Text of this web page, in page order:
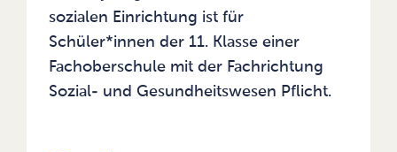
sozialen Einrichtung ist für
Schüler*innen der 11. Klasse einer
Fachoberschule mit der Fachrichtung
Sozial- und Gesundheitswesen Pflicht.